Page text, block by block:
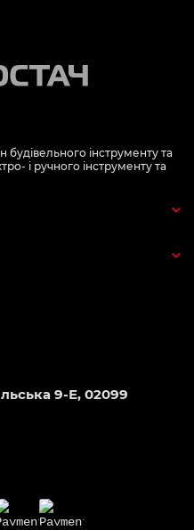
інструменту та
і ручного інструменту та
9-Е, 02099